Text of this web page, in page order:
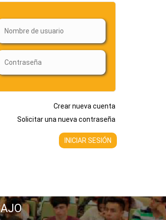
Crear nueva cuenta
Solicitar una nueva contraseña